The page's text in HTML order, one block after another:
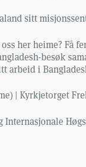
sitt
her heime?
besøk
arbeid i
| Kyrkjetorget